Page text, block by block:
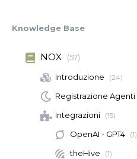
Knowledge Base
NOX (57)
Introduzione (24)
Registrazione Agenti
Integrazioni (15)
OpenAI - GPT4 (1)
theHive (1)